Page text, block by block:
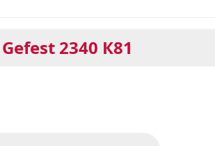
Gefest 2340 К81